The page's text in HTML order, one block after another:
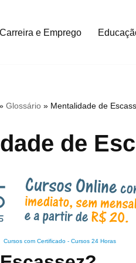
Carreira e Emprego
Glossário» Mentalidade de
de
Cursos com Certificado- Cursos 24 Horas